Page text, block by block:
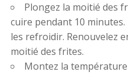
Plongez la moitié des
cuire pendant 10
les refroidir. Renouvelez
moitié des frites.
Montez la température